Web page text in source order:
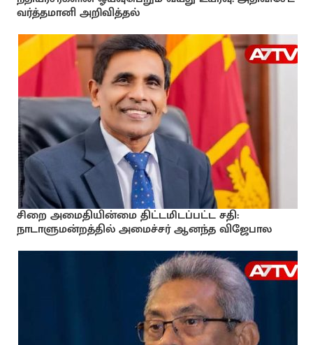
வர்த்தமானி அறிவித்தல்
சிறை அமைதியின்மை திட்டமிடப்பட்ட சதி:
நாடாளுமன்றத்தில் அமைச்சர் ஆனந்த விஜேபால